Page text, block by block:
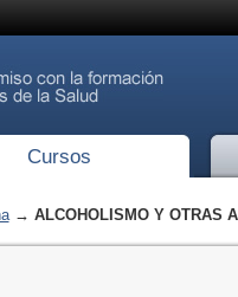
Cursos
→ ALCOHOLISMO Y OTRAS